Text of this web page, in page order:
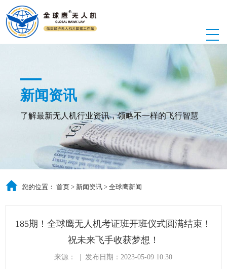
新闻资讯
了解最新无人机行业资讯，领略不一样的飞行智慧
您的位置：首页 > 新闻资讯 >全球鹰新闻
185期！全球鹰无人机考证班开班仪式圆满结束！
祝未来飞手收获梦想！
来源： 发布日期：2023-05-09 10:30